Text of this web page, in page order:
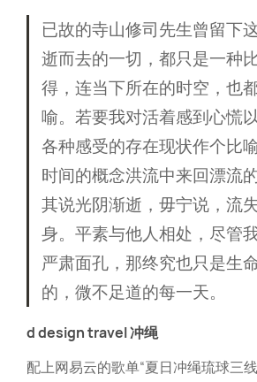
已故的寺山修司先生曾留下
逝而去的一切，都只是一种
得，连当下所在的时空，也
喻。若要我对活着感到心慌
各种感受的存在现状作个比
时间的概念洪流中来回漂流
其说光阴渐逝，毋宁说，流
身。平素与他人相处，尽管
严肃面孔，那终究也只是生
的，微不足道的每一天。
d design travel 冲绳
配上网易云的歌单“夏日冲绳琉球三